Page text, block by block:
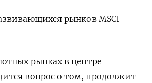
рынков MSCI
рынках в центре
вопрос о том, продолжит